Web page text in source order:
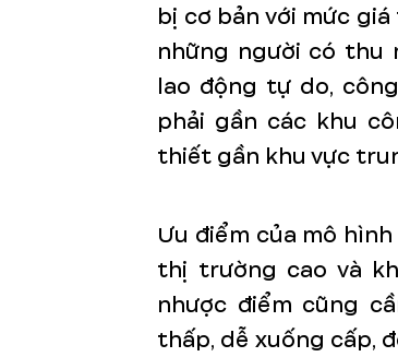
bị cơ bản với mức
những người có thu
lao động tự do,
phải gần các khu
thiết gần khu vực
Ưu điểm của mô
thị trường cao và
nhược điểm cũng
thấp, dễ xuống cấp,